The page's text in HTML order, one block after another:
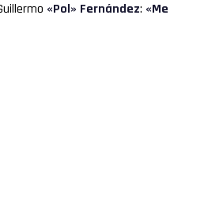
«Pol» Fernández: «Me